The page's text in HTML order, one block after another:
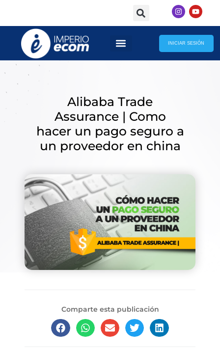
content
I
n
a
g
r
a
Y
o
u
b
e
INICIAR SESIÓN
Alibaba Trade
Assurance | Como
hacer un pago seguro a
un proveedor en china
Comparte esta publicación